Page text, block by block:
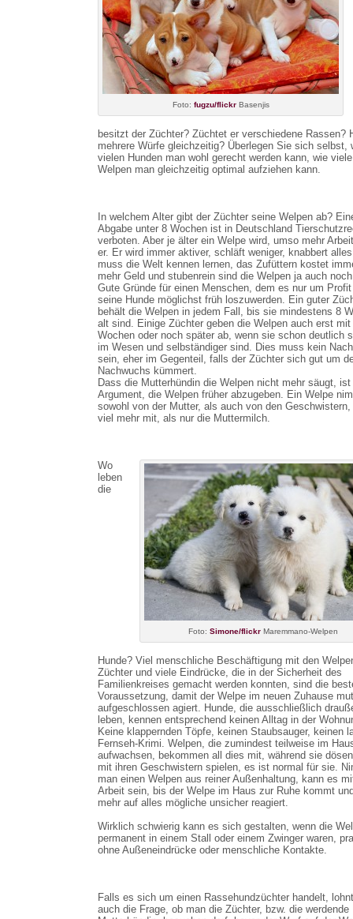
Foto: fugzu/flickr Basenjis
besitzt der Züchter? Züchtet er verschiedene Rassen?
mehrere Würfe gleichzeitig? Überlegen Sie sich selbst,
vielen Hunden man wohl gerecht werden kann, wie viele
Welpen man gleichzeitig optimal aufziehen kann.
In welchem Alter gibt der Züchter seine Welpen ab?
Abgabe unter 8 Wochen ist in Deutschland
verboten. Aber je älter ein Welpe wird, umso mehr
er. Er wird immer aktiver, schläft weniger, knabbert
muss die Welt kennen lernen, das Zufüttern kostet
mehr Geld und stubenrein sind die Welpen ja auch
Gute Gründe für einen Menschen, dem es nur um
seine Hunde möglichst früh loszuwerden. Ein guter
behält die Welpen in jedem Fall, bis sie mindestens 8
alt sind. Einige Züchter geben die Welpen auch erst mit
Wochen oder noch später ab, wenn sie schon deutlich
im Wesen und selbständiger sind. Dies muss kein
sein, eher im Gegenteil, falls der Züchter sich gut um
Nachwuchs kümmert.
Dass die Mutterhündin die Welpen nicht mehr säugt,
Argument, die Welpen früher abzugeben. Ein Welpe
sowohl von der Mutter, als auch von den Geschwistern,
viel mehr mit, als nur die Muttermilch.
Foto: Simone/flickrMaremmano-Welpen
Wo
leben
die
Hunde? Viel menschliche Beschäftigung mit den
Züchter und viele Eindrücke, die in der Sicherheit des
Familienkreises gemacht werden konnten, sind die
Voraussetzung, damit der Welpe im neuen Zuhause
aufgeschlossen agiert. Hunde, die ausschließlich
leben, kennen entsprechend keinen Alltag in der
Keine klappernden Töpfe, keinen Staubsauger, keinen
Fernseh-Krimi. Welpen, die zumindest teilweise im
aufwachsen, bekommen all dies mit, während sie
mit ihren Geschwistern spielen, es ist normal für sie.
man einen Welpen aus reiner Außenhaltung, kann es
Arbeit sein, bis der Welpe im Haus zur Ruhe kommt
mehr auf alles mögliche unsicher reagiert.
Wirklich schwierig kann es sich gestalten, wenn die
permanent in einem Stall oder einem Zwinger waren,
ohne Außeneindrücke oder menschliche Kontakte.
Falls es sich um einen Rassehundzüchter handelt,
auch die Frage, ob man die Züchter, bzw. die werdende